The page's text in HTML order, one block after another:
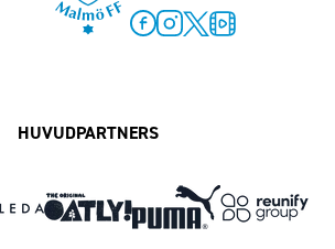
HUVUDPARTNERS